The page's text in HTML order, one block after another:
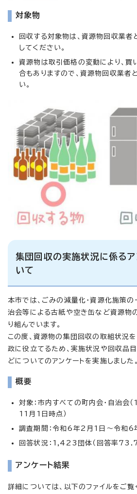
対象物
回収する対象物は、資源物回収業者
してください。
資源物は取引価格の変動により、買
合もありますので、資源物回収業者
い。
集団回収の実施状況に係るア
いて
本市では、ごみの減量化・資源化施策の
治会等による古紙や空き缶など資源物
り組んでいます。
この度、資源物の集団回収の取組状況
政に役立てるため、実施状況や回収品
どについてのアンケートを実施しました。
概要
対象：市内すべての町内会・自治
11月1日時点）
調査期間：令和6年2月1日～令和6
回答状況：1,423団体（回答率73.7
アンケート結果
詳細については、以下のファイルをご覧